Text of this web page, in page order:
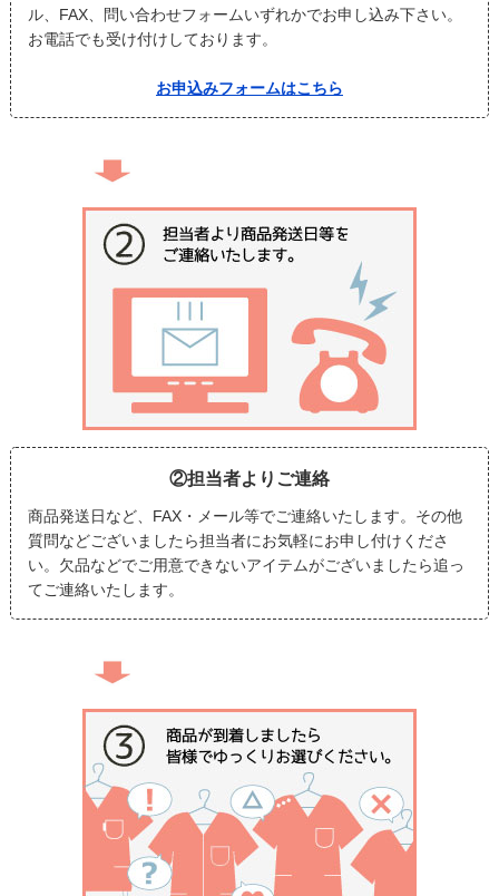
ル、FAX、問い合わせフォームいずれかでお申し込み下さい。
お電話でも受け付けしております。
お申込みフォームはこちら
②担当者よりご連絡
商品発送日など、FAX・メール等でご連絡いたします。その他
質問などございましたら担当者にお気軽にお申し付けくださ
い。欠品などでご用意できないアイテムがございましたら追っ
てご連絡いたします。